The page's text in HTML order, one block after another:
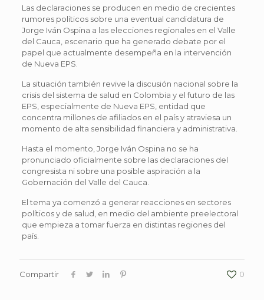
Las declaraciones se producen en medio de crecientes
rumores políticos sobre una eventual candidatura de
Jorge Iván Ospina a las elecciones regionales en el Valle
del Cauca, escenario que ha generado debate por el
papel que actualmente desempeña en la intervención
de Nueva EPS.
La situación también revive la discusión nacional sobre la
crisis del sistema de salud en Colombia y el futuro de las
EPS, especialmente de Nueva EPS, entidad que
concentra millones de afiliados en el país y atraviesa un
momento de alta sensibilidad financiera y administrativa.
Hasta el momento, Jorge Iván Ospina no se ha
pronunciado oficialmente sobre las declaraciones del
congresista ni sobre una posible aspiración a la
Gobernación del Valle del Cauca.
El tema ya comenzó a generar reacciones en sectores
políticos y de salud, en medio del ambiente preelectoral
que empieza a tomar fuerza en distintas regiones del
país.
Compartir 0